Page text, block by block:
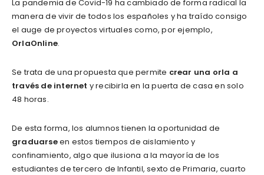
La pandemia de Covid-19 ha cambiado de forma radical la
manera de vivir de todos los españoles y ha traído consigo
el auge de proyectos virtuales como, por ejemplo,
OrlaOnline.
Se trata de una propuesta que permite crear una orla a
través de internet y recibirla en la puerta de casa en solo
48 horas.
De esta forma, los alumnos tienen la oportunidad de
graduarseen estos tiempos de aislamiento y
confinamiento, algo que ilusiona a la mayoría de los
estudiantes de tercero de Infantil, sexto de Primaria, cuarto